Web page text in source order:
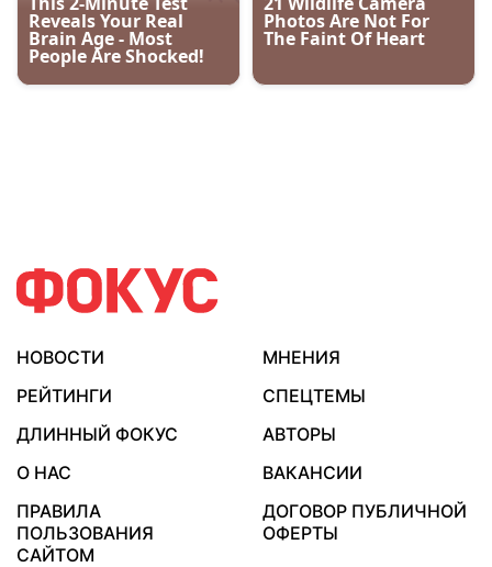
НОВОСТИ
МНЕНИЯ
РЕЙТИНГИ
СПЕЦТЕМЫ
ДЛИННЫЙ ФОКУС
АВТОРЫ
О НАС
ВАКАНСИИ
ПРАВИЛА
ПОЛЬЗОВАНИЯ
САЙТОМ
ДОГОВОР ПУБЛИЧНОЙ
ОФЕРТЫ